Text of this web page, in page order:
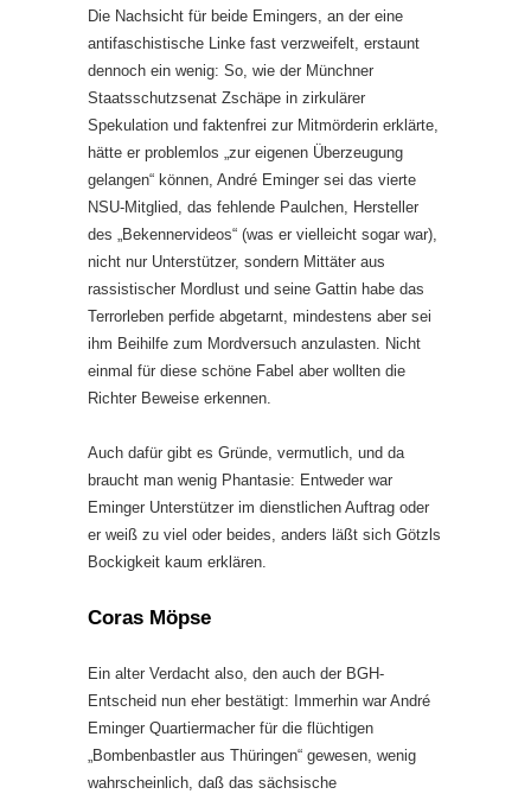
Die Nachsicht für beide Emingers, an der eine
antifaschistische Linke fast verzweifelt, erstaunt
dennoch ein wenig: So, wie der Münchner
Staatsschutzsenat Zschäpe in zirkulärer
Spekulation und faktenfrei zur Mitmörderin erklärte,
hätte er problemlos „zur eigenen Überzeugung
gelangen“ können, André Eminger sei das vierte
NSU-Mitglied, das fehlende Paulchen, Hersteller
des „Bekennervideos“ (was er vielleicht sogar war),
nicht nur Unterstützer, sondern Mittäter aus
rassistischer Mordlust und seine Gattin habe das
Terrorleben perfide abgetarnt, mindestens aber sei
ihm Beihilfe zum Mordversuch anzulasten. Nicht
einmal für diese schöne Fabel aber wollten die
Richter Beweise erkennen.
Auch dafür gibt es Gründe, vermutlich, und da
braucht man wenig Phantasie: Entweder war
Eminger Unterstützer im dienstlichen Auftrag oder
er weiß zu viel oder beides, anders läßt sich Götzls
Bockigkeit kaum erklären.
Coras Möpse
Ein alter Verdacht also, den auch der BGH-
Entscheid nun eher bestätigt: Immerhin war André
Eminger Quartiermacher für die flüchtigen
„Bombenbastler aus Thüringen“ gewesen, wenig
wahrscheinlich, daß das sächsische